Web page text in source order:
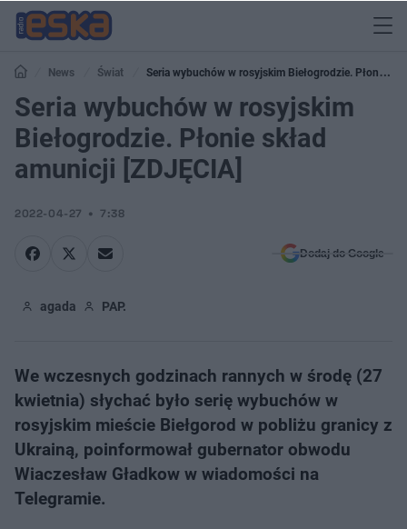
News Świat
Seria wybuchów w rosyjskim Biełogrodzie. Płonie
skład amunicji [ZDJĘCIA]
Seria wybuchów w rosyjskim
Biełogrodzie. Płonie skład
amunicji [ZDJĘCIA]
2022-04-27 7:38
Dodaj do Google
agada PAP.
We wczesnych godzinach rannych w środę (27
kwietnia) słychać było serię wybuchów w
rosyjskim mieście Biełgorod w pobliżu granicy z
Ukrainą, poinformował gubernator obwodu
Wiaczesław Gładkow w wiadomości na
Telegramie.